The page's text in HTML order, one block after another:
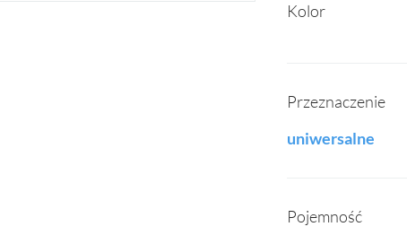
Kolor
Przeznaczenie
uniwersalne
Pojemność